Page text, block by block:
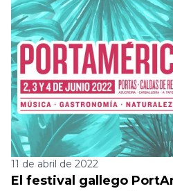
11 de abril de 2022
El festival gallego